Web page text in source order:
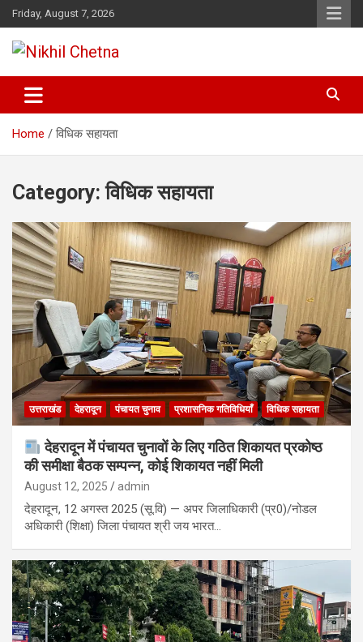
Skip
to
content
Friday, August 7, 2026
Nikhil Chetna
Home विधिक सहायता
Category:विधिक सहायता
उत्तराखंड देहरादून पंचायत चुनाव प्रशासनिक गतिविधियाँ विधिक सहायता
देहरादून में पंचायत चुनावों के लिए गठित शिकायत प्रकोष्ठ
की समीक्षा बैठक सम्पन्न, कोई शिकायत नहीं मिली
August 12, 2025 admin
देहरादून, 12 अगस्त 2025 (सू.वि) — अपर जिलाधिकारी (प्र0)/नोडल
अधिकारी (शिक्षा) जिला पंचायत श्री जय भारत…